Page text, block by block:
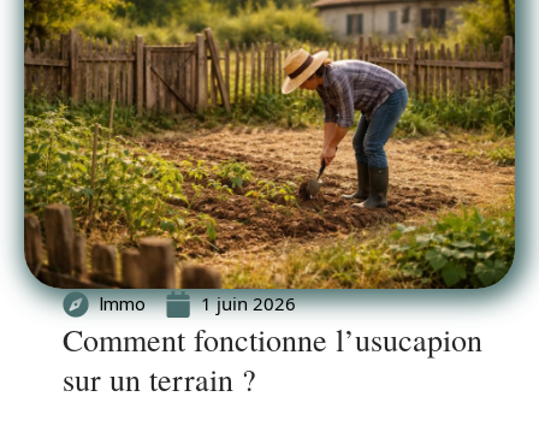
Immo 1 juin 2026
Comment fonctionne l’usucapion
sur un terrain ?